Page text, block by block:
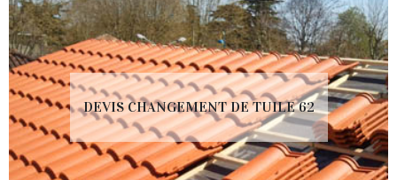
DEVIS CHANGEMENT DE TUILE 62